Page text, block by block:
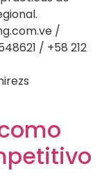
/
/ +58 212